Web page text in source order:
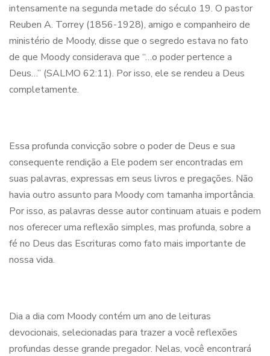
intensamente na segunda metade do século 19. O pastor
Reuben A. Torrey (1856-1928), amigo e companheiro de
ministério de Moody, disse que o segredo estava no fato
de que Moody considerava que “…o poder pertence a
Deus…” (SALMO 62:11). Por isso, ele se rendeu a Deus
completamente.
Essa profunda convicção sobre o poder de Deus e sua
consequente rendição a Ele podem ser encontradas em
suas palavras, expressas em seus livros e pregações. Não
havia outro assunto para Moody com tamanha importância.
Por isso, as palavras desse autor continuam atuais e podem
nos oferecer uma reflexão simples, mas profunda, sobre a
fé no Deus das Escrituras como fato mais importante de
nossa vida.
Dia a dia com Moody contém um ano de leituras
devocionais, selecionadas para trazer a você reflexões
profundas desse grande pregador. Nelas, você encontrará